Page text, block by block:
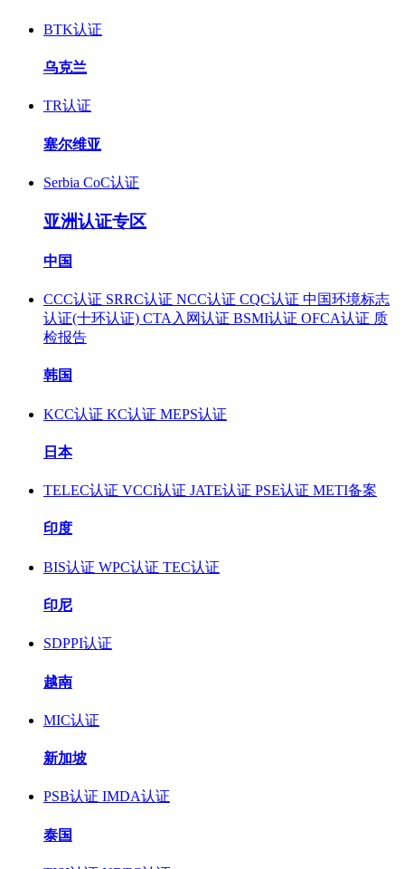
BTK认证
乌克兰
TR认证
塞尔维亚
Serbia CoC认证
亚洲认证专区
中国
CCC认证 SRRC认证 NCC认证 CQC认证 中国环境标志
认证(十环认证) CTA入网认证 BSMI认证 OFCA认证 质
检报告
韩国
KCC认证 KC认证 MEPS认证
日本
TELEC认证 VCCI认证 JATE认证 PSE认证 METI备案
印度
BIS认证 WPC认证 TEC认证
印尼
SDPPI认证
越南
MIC认证
新加坡
PSB认证 IMDA认证
泰国